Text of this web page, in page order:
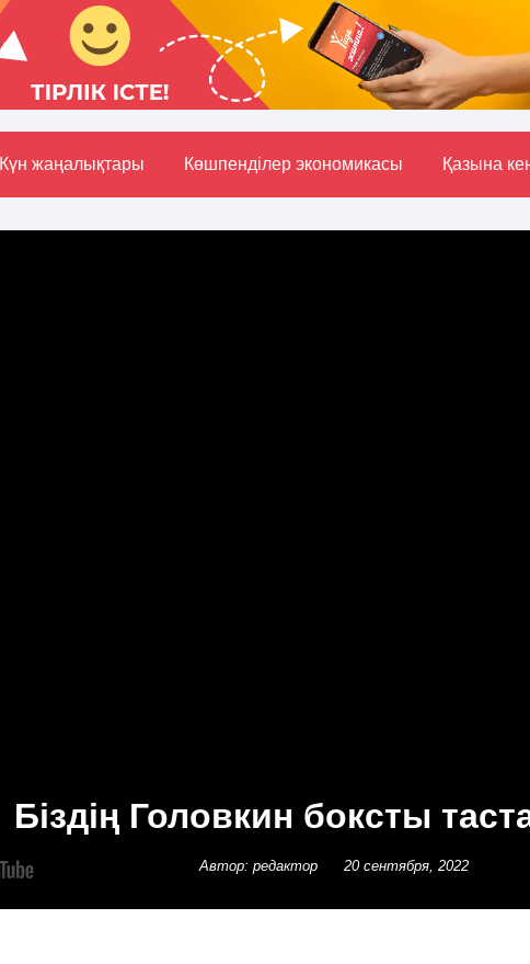
Күн жаңалықтары Көшпенділер экономикасы Қазына
Біздің Головкин боксты
Автор: редактор 20 сентября, 2022